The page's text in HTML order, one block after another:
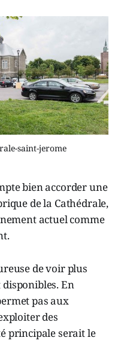
saint-jerome
bien accorder une
de la Cathédrale,
actuel comme
de voir plus
En
pas aux
des
principale serait le